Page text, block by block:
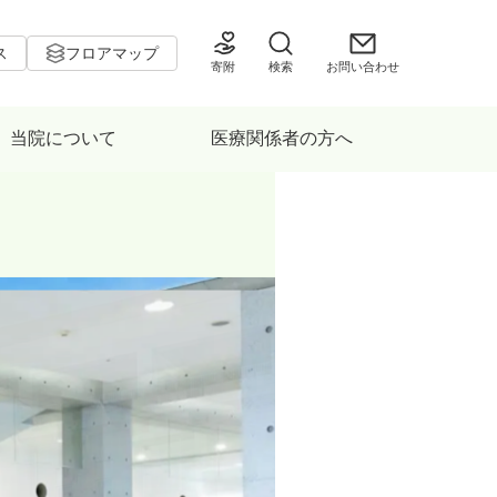
当院について 医療関係者の方へ
寄附 お問い合わせ
フロアマップ
検索